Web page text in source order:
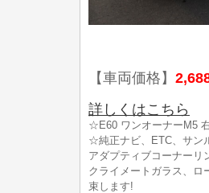
【車両価格】
詳しくはこちら
☆E60 ワンオーナーM5
☆純正ナビ、ETC、サン
アダプティブコーナーリ
クライメートガラス、ロ
束します!